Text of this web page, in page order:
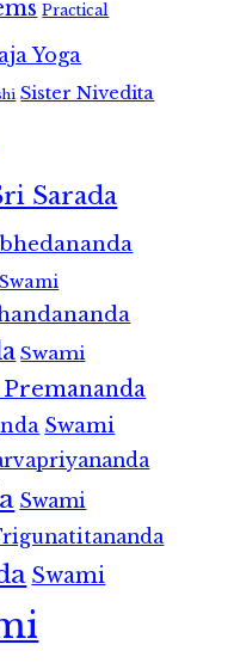
Practical
Yoga
Sister Nivedita
Sarada
Swami
Swami
Swami
Swami
Swami